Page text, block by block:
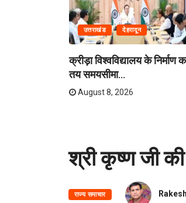
उत्तराखंड देहरादून
क्रीड़ा विश्वविद्यालय के निर्माण
तय समयसीमा...
August 8, 2026
श्री कृष्ण जी
राज्य समाचार